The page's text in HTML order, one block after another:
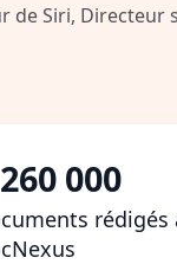
de Siri, Directeur
000
rédigés